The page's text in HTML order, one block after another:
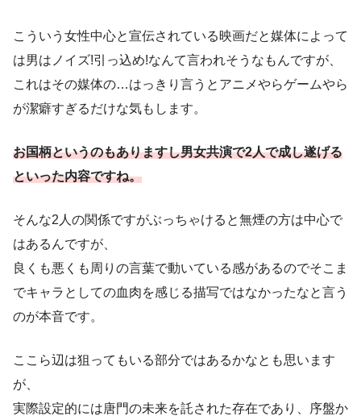
こういう女性中心と宣伝されている映画だと媒体によって
は男はノイズ!引っ込め!なんて言われそうなもんですが、
これはその媒体の…はっきり言うとアニメやらゲームやら
が潔癖すぎるだけな気もします。
お国柄というのもありますし男女共演で2人で成し遂げる
といった内容ですね。
そんな2人の関係ですがぶっちゃけると無煙の方は中心で
はあるんですが、
良くも悪くも周りの言葉で動いている感があるのでそこま
でキャラとしての血肉を感じる描写ではなかったなと言う
のが本音です。
ここら辺は狙ってもいる部分ではあるかなとも思います
が、
実際設定的には唐門の未来を託された存在であり、序盤か